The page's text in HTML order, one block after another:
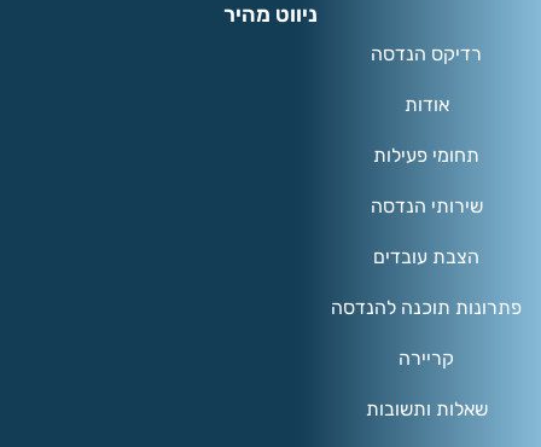
ניווט מהיר
רדיקס הנדסה
אודות
תחומי פעילות
שירותי הנדסה
הצבת עובדים
פתרונות תוכנה להנדסה
קריירה
שאלות ותשובות